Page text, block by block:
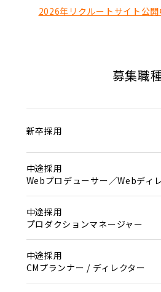
2026年リクルートサイト公開
募集職
新卒採用
中途採用
Webプロデューサー／Webディ
中途採用
プロダクションマネージャー
中途採用
CMプランナー / ディレクター